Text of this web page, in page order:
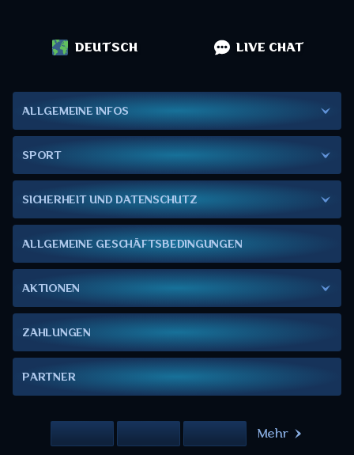
DEUTSCH LIVE CHAT
ALLGEMEINE INFOS
SPORT
SICHERHEIT UND DATENSCHUTZ
ALLGEMEINE GESCHÄFTSBEDINGUNGEN
AKTIONEN
ZAHLUNGEN
PARTNER
Mehr